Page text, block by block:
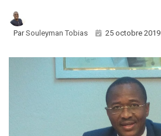
ParSouleyman Tobias 25 octobre 2019